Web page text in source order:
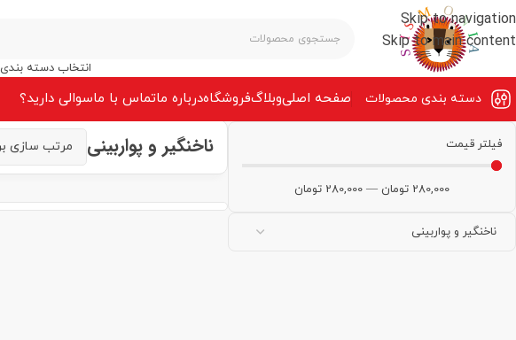
Skip to navigation
Skip to main content
انتخاب دسته بندی
دسته بندی محصولات صفحه‌ اصلیوبلاگفروشگاهدرباره ماتماس با ماسوالی دارید؟
فیلتر قیمت
280,000 تومان —
280,000 تومان
ناخنگیر و پواربینی